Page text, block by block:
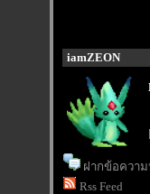
iamZEON
ฝากข้อควา
Rss Feed